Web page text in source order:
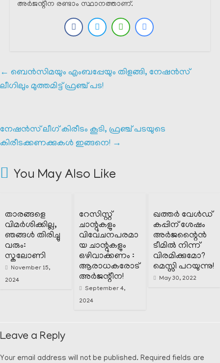
അർജന്റീന രണ്ടാം സ്ഥാനത്താണ്.
← ബെൻസിമയും എംബപ്പേയും തിളങ്ങി, നേഷൻസ്
ലീഗിലും മുത്തമിട്ട് ഫ്രഞ്ച് പട!
നേഷൻസ് ലീഗ് കിരീടം കൂടി, ഫ്രഞ്ച് പടയുടെ
കിരീടക്കണക്കുകൾ ഇങ്ങനെ! →
You May Also Like
താരങ്ങളെ
വിമർശിക്കില്ല,
ഞങ്ങൾ തിരിച്ചു
വരും:
സ്കലോണി
November 15,
2024
റേസിസ്റ്റ്
ചാന്റുകളും
വിവേചനപരമാ
യ ചാന്റുകളും
ഒഴിവാക്കണം :
ആരാധകരോട്
അർജന്റീന!
September 4,
2024
ഖത്തർ വേൾഡ്
കപ്പിന് ശേഷം
അർജന്റൈൻ
ടീമിൽ നിന്ന്
വിരമിക്കുമോ?
മെസ്സി പറയുന്നു!
May 30, 2022
Leave a Reply
Your email address will not be published. Required fields are